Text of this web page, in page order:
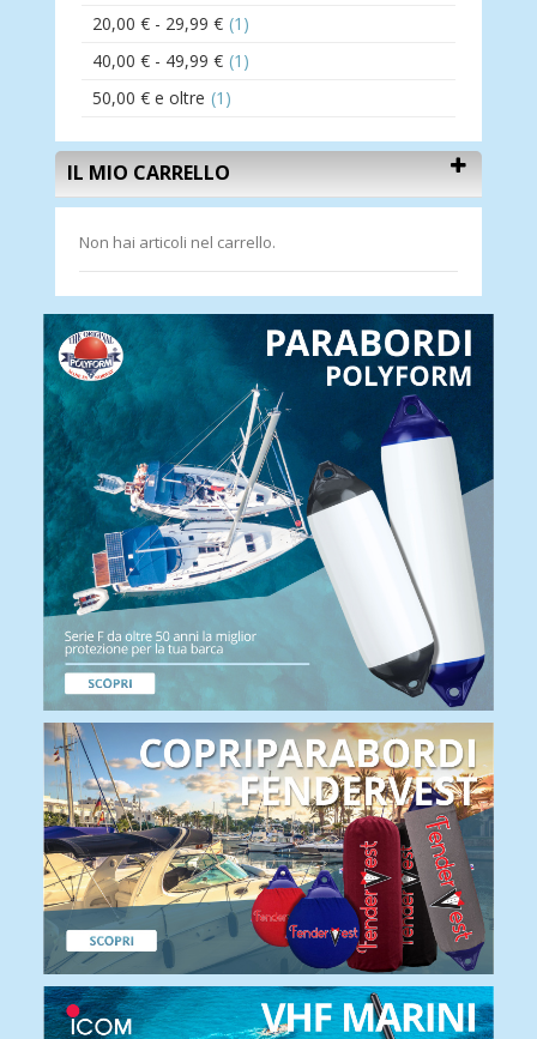
20,00 € - 29,99 € (1)
40,00 € - 49,99 € (1)
50,00 € e oltre (1)
IL MIO CARRELLO
Non hai articoli nel carrello.